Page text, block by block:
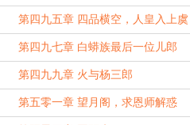
第四九五章 四品横空，人皇入上虞
第四九七章 白蟒族最后一位儿郎
第四九九章 火与杨三郎
第五零一章 望月阁，求恩师解惑